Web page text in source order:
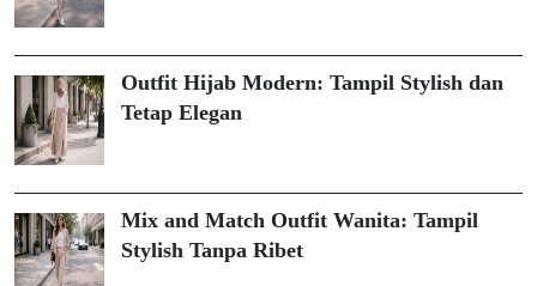
Outfit Hijab Modern: Tampil Stylish dan
Tetap Elegan
Mix and Match Outfit Wanita: Tampil
Stylish Tanpa Ribet